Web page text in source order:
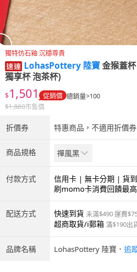
獨特仿石釉 沉穩尊貴
LohasPottery 陸寶金猴蓋
獨享杯 泡茶杯)
$1,501 促銷價 總銷量>100
$1,880市售價
折價券 特惠商品，不適用折價券
商品規格 禪風黑
付款方式
信用卡 | 無卡分期 | 貨
商付款 | ATM | 銀聯卡
刷momo卡消費回饋最高
配送方式 快速到貨 未滿$490 運費
超商取貨/i郵箱 滿$190出
品牌名稱 LohasPottery 陸寶 ． 追